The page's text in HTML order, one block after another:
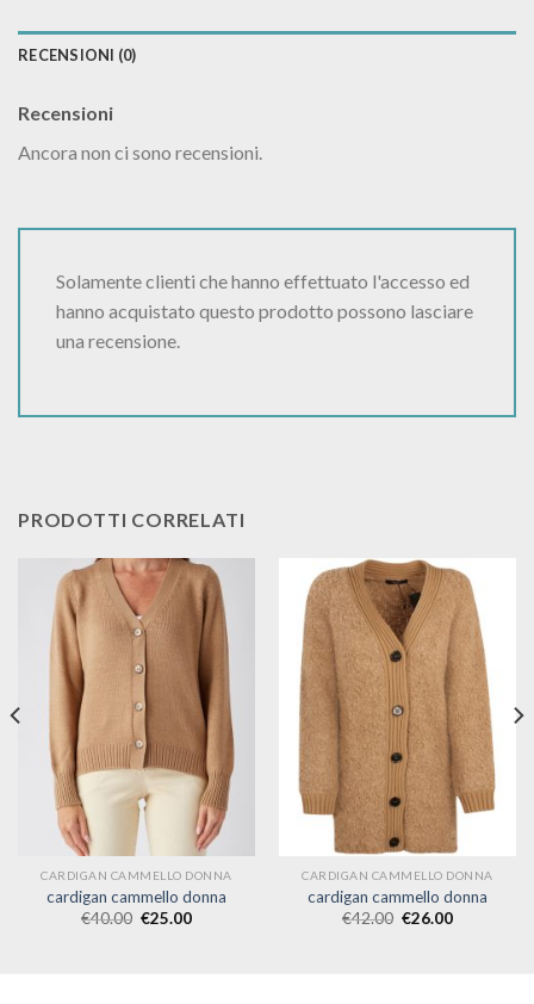
RECENSIONI (0)
Recensioni
Ancora non ci sono recensioni.
Solamente clienti che hanno effettuato l'accesso ed
hanno acquistato questo prodotto possono lasciare
una recensione.
PRODOTTI CORRELATI
CARDIGAN CAMMELLO DONNA
cardigan cammello donna
€40.00 €25.00
CARDIGAN CAMMELLO DONNA
cardigan cammello donna
€42.00 €26.00